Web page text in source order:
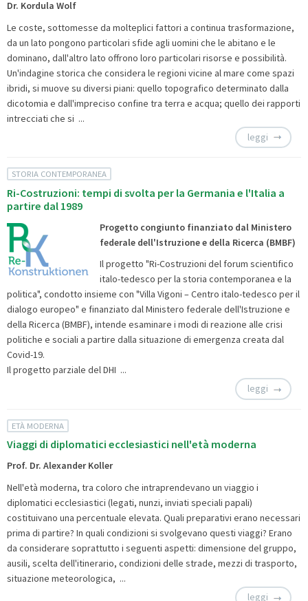
Dr. Kordula Wolf
Le coste, sottomesse da molteplici fattori a continua trasformazione,
da un lato pongono particolari sfide agli uomini che le abitano e le
dominano, dall'altro lato offrono loro particolari risorse e possibilità.
Un'indagine storica che considera le regioni vicine al mare come spazi
ibridi, si muove su diversi piani: quello topografico determinato dalla
dicotomia e dall'impreciso confine tra terra e acqua; quello dei rapporti
intrecciati che si ...
leggi
STORIA CONTEMPORANEA
Ri-Costruzioni: tempi di svolta per la Germania e l'Italia a
partire dal 1989
Progetto congiunto finanziato dal Ministero
federale dell'Istruzione e della Ricerca (BMBF)
Il progetto "Ri-Costruzioni del forum scientifico
italo-tedesco per la storia contemporanea e la
politica", condotto insieme con "Villa Vigoni – Centro italo-tedesco per il
dialogo europeo" e finanziato dal Ministero federale dell'Istruzione e
della Ricerca (BMBF), intende esaminare i modi di reazione alle crisi
politiche e sociali a partire dalla situazione di emergenza creata dal
Covid-19.
Il progetto parziale del DHI ...
leggi
ETÀ MODERNA
Viaggi di diplomatici ecclesiastici nell'età moderna
Prof. Dr. Alexander Koller
Nell'età moderna, tra coloro che intraprendevano un viaggio i
diplomatici ecclesiastici (legati, nunzi, inviati speciali papali)
costituivano una percentuale elevata. Quali preparativi erano necessari
prima di partire? In quali condizioni si svolgevano questi viaggi? Erano
da considerare soprattutto i seguenti aspetti: dimensione del gruppo,
ausili, scelta dell'itinerario, condizioni delle strade, mezzi di trasporto,
situazione meteorologica, ...
leggi